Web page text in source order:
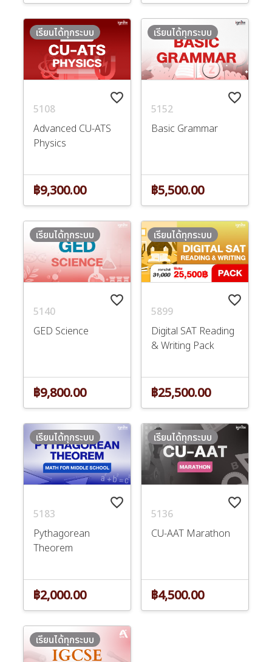
favorite_border
5108
Advanced CU-ATS
Physics
เรียนได้ทุกระบบ
฿9,300.00
favorite_border
5152
Basic Grammar
เรียนได้ทุกระบบ
฿5,500.00
favorite_border
5140
GED Science
เรียนได้ทุกระบบ
฿9,800.00
favorite_border
5899
Digital SAT Reading
& Writing Pack
เรียนได้ทุกระบบ
฿25,500.00
favorite_border
5183
Pythagorean
Theorem
เรียนได้ทุกระบบ
฿2,000.00
favorite_border
5136
CU-AAT Marathon
เรียนได้ทุกระบบ
฿4,500.00
เรียนได้ทุกระบบ